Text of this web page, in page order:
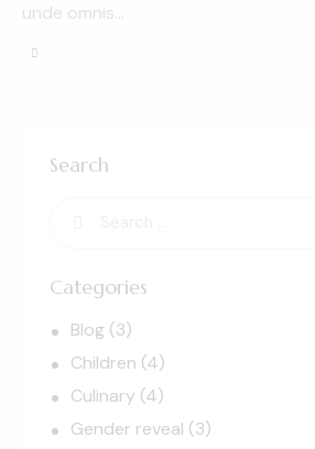
unde omnis…
Search
Categories
Blog (3)
Children (4)
Culinary (4)
Gender reveal (3)